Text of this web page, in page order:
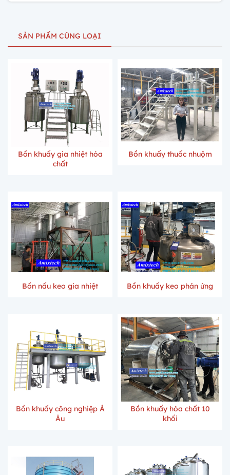
SẢN PHẨM CÙNG LOẠI
Bồn khuấy gia nhiệt hóa
chất
Bồn khuấy thuốc nhuộm
Bồn nấu keo gia nhiệt Bồn khuấy keo phản ứng
Bồn khuấy công nghiệp Á
Âu
Bồn khuấy hóa chất 10
khối